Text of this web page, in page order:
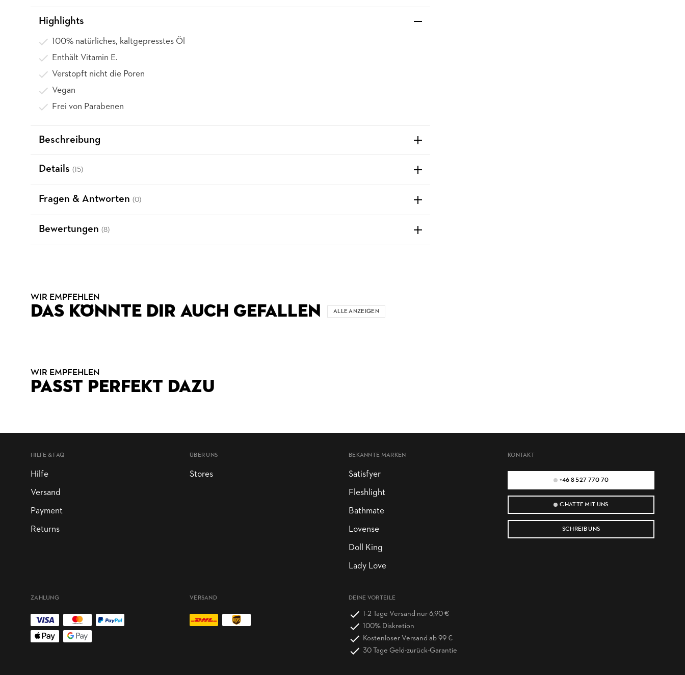
Highlights
100% natürliches, kaltgepresstes Öl
Enthält Vitamin E.
Verstopft nicht die Poren
Vegan
Frei von Parabenen
Beschreibung
Details (15)
Fragen & Antworten (0)
Bewertungen (8)
WIR EMPFEHLEN
DAS KÖNNTE DIR AUCH GEFALLEN ALLE ANZEIGEN
WIR EMPFEHLEN
PASST PERFEKT DAZU
KONTAKT
+46 8 527 770 70
CHATTE MIT UNS
SCHREIB UNS
HILFE & FAQ
Hilfe
Versand
Payment
Returns
ÜBER UNS
Stores
BEKANNTE MARKEN
Satisfyer
Fleshlight
Bathmate
Lovense
Doll King
Lady Love
DEINE VORTEILE
1-2 Tage Versand nur 6,90 €
100% Diskretion
Kostenloser Versand ab 99 €
30 Tage Geld-zurück-Garantie
ZAHLUNG VERSAND